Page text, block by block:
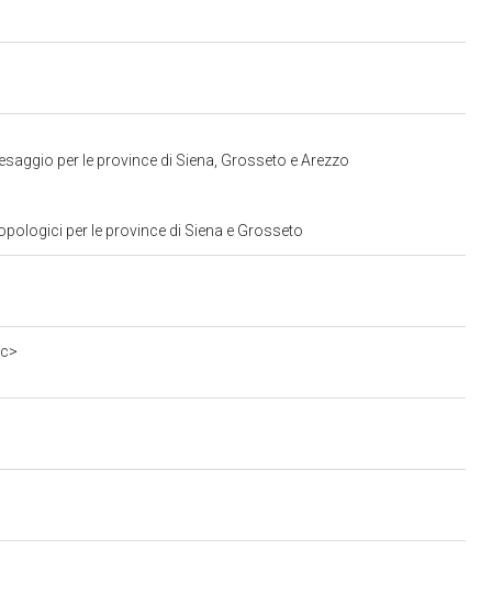
per le province di Siena, Grosseto e Arezzo
per le province di Siena e Grosseto